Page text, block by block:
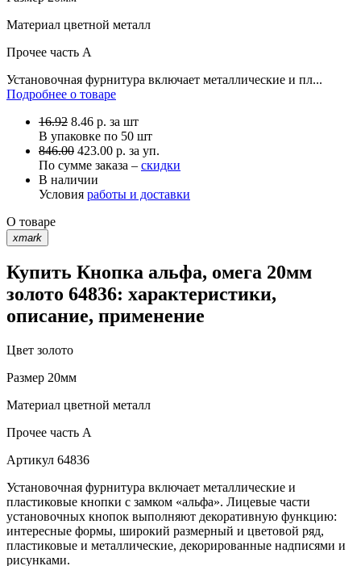
Материал цветной металл
Прочее часть A
Установочная фурнитура включает металлические и пл...
Подробнее о товаре
16.92 8.46 р. за шт
В упаковке по 50 шт
846.00 423.00 р. за уп.
По сумме заказа – скидки
В наличии
Условия работы и доставки
О товаре
xmark
Купить Кнопка альфа, омега 20мм
золото 64836: характеристики,
описание, применение
Цвет золото
Размер 20мм
Материал цветной металл
Прочее часть A
Артикул 64836
Установочная фурнитура включает металлические и
пластиковые кнопки с замком «альфа». Лицевые части
установочных кнопок выполняют декоративную функцию:
интересные формы, широкий размерный и цветовой ряд,
пластиковые и металлические, декорированные надписями и
рисунками.